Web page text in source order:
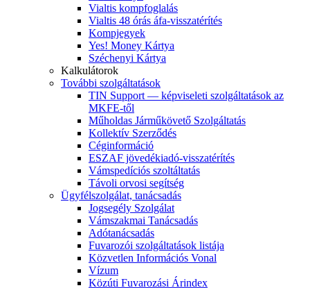
Vialtis kompfoglalás
Vialtis 48 órás áfa-visszatérítés
Kompjegyek
Yes! Money Kártya
Széchenyi Kártya
Kalkulátorok
További szolgáltatások
TIN Support — képviseleti szolgáltatások az
MKFE-től
Műholdas Járműkövető Szolgáltatás
Kollektív Szerződés
Céginformáció
ESZAF jövedékiadó-visszatérítés
Vámspedíciós szoltáltatás
Távoli orvosi segítség
Ügyfélszolgálat, tanácsadás
Jogsegély Szolgálat
Vámszakmai Tanácsadás
Adótanácsadás
Fuvarozói szolgáltatások listája
Közvetlen Információs Vonal
Vízum
Közúti Fuvarozási Árindex